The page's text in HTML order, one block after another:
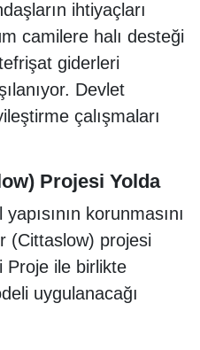
ihtiyaçları
camilere halı desteği
giderleri
Devlet
çalışmaları
Projesi Yolda
korunmasını
(Cittaslow) projesi
Proje ile birlikte
uygulanacağı